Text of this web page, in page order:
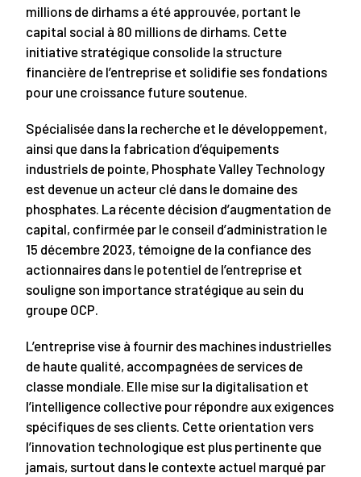
millions de dirhams a été approuvée, portant le
capital social à 80 millions de dirhams. Cette
initiative stratégique consolide la structure
financière de l’entreprise et solidifie ses fondations
pour une croissance future soutenue.
Spécialisée dans la recherche et le développement,
ainsi que dans la fabrication d’équipements
industriels de pointe, Phosphate Valley Technology
est devenue un acteur clé dans le domaine des
phosphates. La récente décision d’augmentation de
capital, confirmée par le conseil d’administration le
15 décembre 2023, témoigne de la confiance des
actionnaires dans le potentiel de l’entreprise et
souligne son importance stratégique au sein du
groupe OCP.
L’entreprise vise à fournir des machines industrielles
de haute qualité, accompagnées de services de
classe mondiale. Elle mise sur la digitalisation et
l’intelligence collective pour répondre aux exigences
spécifiques de ses clients. Cette orientation vers
l’innovation technologique est plus pertinente que
jamais, surtout dans le contexte actuel marqué par